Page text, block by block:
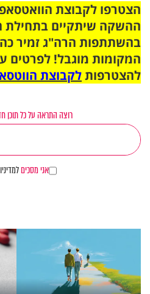
ההשקה שיתקיים בתחילת
בהשתתפות הרה"ג זמיר
המקומות מוגבל! לפרטים
להצטרפותלקבוצת
רוצה התראה על כל תוכן
אני מסכים